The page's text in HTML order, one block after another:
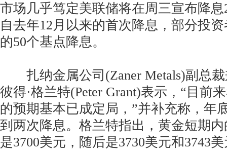
市场几乎笃定美联储将在周三宣布降
自去年12月以来的首次降息，部分投
的50个基点降息。
扎纳金属公司(Zaner Metals)副总裁
彼得·格兰特(Peter Grant)表示，“目前
的预期基本已成定局，”并补充称，年
到两次降息。格兰特指出，黄金短期
是3700美元，随后是3730美元和3743